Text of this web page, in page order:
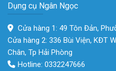
Dụng cụ Ngân Ngọc
Cửa hàng 1: 49 Tôn Đản,
Cửa hàng 2: 336 Bùi Viện, KĐT
Chân, Tp Hải Phòng
Hotline: 0332247666